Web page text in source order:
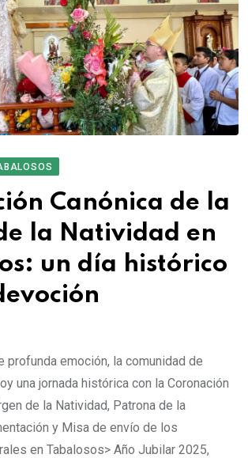
Canónica de la
la Natividad en
un día histórico
profunda emoción, la comunidad de
una jornada histórica con la Coronación
de la Natividad, Patrona de la
y Misa de envío de los
en Tabalosos> Año Jubilar 2025,